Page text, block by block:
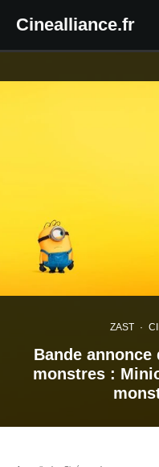
Cinealliance.fr
ZAST ·
Bande
monstres :